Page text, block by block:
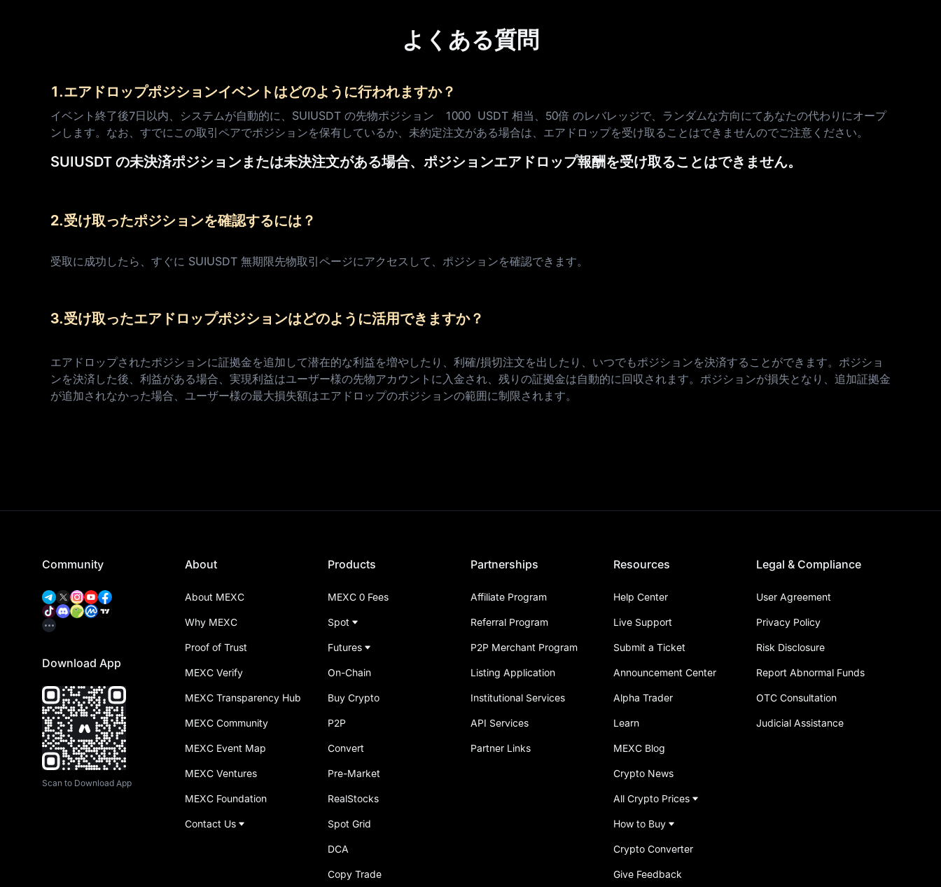
よくある質問
1.エアドロップポジションイベントはどのように行われますか？
イベント終了後7日以内、システムが自動的に、SUIUSDT の先物ポジション 1000 USDT 相当、50倍 のレバレッジで、ランダムな方向にてあなたの代わりにオープ
ンします。なお、すでにこの取引ペアでポジションを保有しているか、未約定注文がある場合は、エアドロップを受け取ることはできませんのでご注意ください。
SUIUSDT の未決済ポジションまたは未決注文がある場合、ポジションエアドロップ報酬を受け取ることはできません。
2.受け取ったポジションを確認するには？
受取に成功したら、すぐに SUIUSDT 無期限先物取引ページにアクセスして、ポジションを確認できます。
3.受け取ったエアドロップポジションはどのように活用できますか？
エアドロップされたポジションに証拠金を追加して潜在的な利益を増やしたり、利確/損切注文を出したり、いつでもポジションを決済することができます。ポジショ
ンを決済した後、利益がある場合、実現利益はユーザー様の先物アカウントに入金され、残りの証拠金は自動的に回収されます。ポジションが損失となり、追加証拠金
が追加されなかった場合、ユーザー様の最大損失額はエアドロップのポジションの範囲に制限されます。
Community
Download App
Scan to Download App
About
About MEXC
Why MEXC
Proof of Trust
MEXC Verify
MEXC Transparency Hub
MEXC Community
MEXC Event Map
MEXC Ventures
MEXC Foundation
Contact Us
Products
MEXC 0 Fees
Spot
Futures
On-Chain
Buy Crypto
P2P
Convert
Pre-Market
RealStocks
Spot Grid
DCA
Copy Trade
Partnerships
Affiliate Program
Referral Program
P2P Merchant Program
Listing Application
Institutional Services
API Services
Partner Links
Resources
Help Center
Live Support
Submit a Ticket
Announcement Center
Alpha Trader
Learn
MEXC Blog
Crypto News
All Crypto Prices
How to Buy
Crypto Converter
Give Feedback
Legal & Compliance
User Agreement
Privacy Policy
Risk Disclosure
Report Abnormal Funds
OTC Consultation
Judicial Assistance